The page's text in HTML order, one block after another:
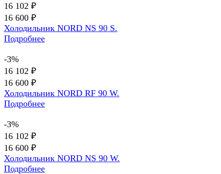
16 102 ₽
16 600 ₽
Холодильник NORD NS 90 S.
Подробнее
-3%
16 102 ₽
16 600 ₽
Холодильник NORD RF 90 W.
Подробнее
-3%
16 102 ₽
16 600 ₽
Холодильник NORD NS 90 W.
Подробнее